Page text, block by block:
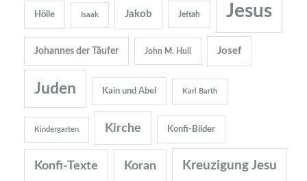
Hölle Isaak Jakob Jeftah Jesus
Johannes der Täufer John M. Hull Josef
Juden Kain und Abel Karl Barth
Kindergarten Kirche Konfi-Bilder
Konfi-Texte Koran Kreuzigung Jesu